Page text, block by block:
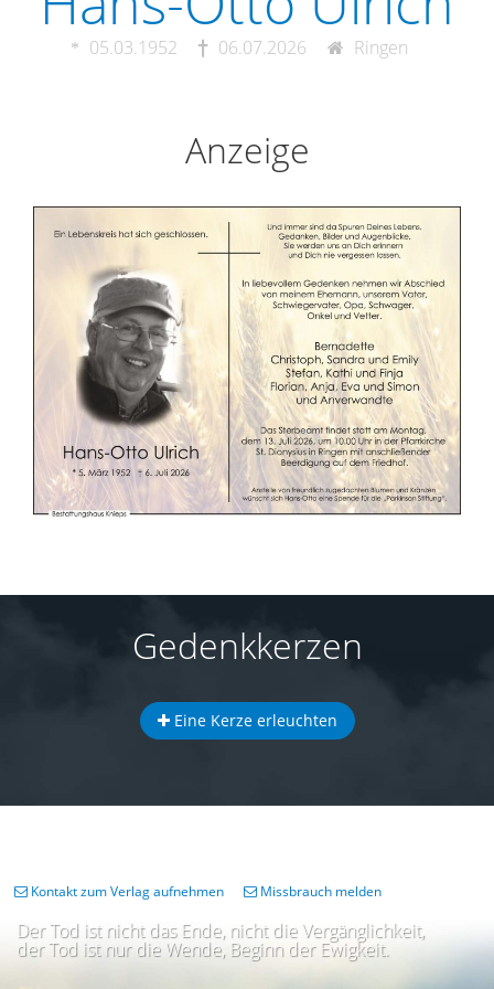
05.03.1952 06.07.2026 Ringen
Anzeige
Gedenkkerzen
Eine Kerze erleuchten
Der Tod ist nicht das Ende, nicht die Vergänglichkeit,
der Tod ist nur die Wende, Beginn der Ewigkeit.
Kontakt zum Verlag aufnehmen Missbrauch melden